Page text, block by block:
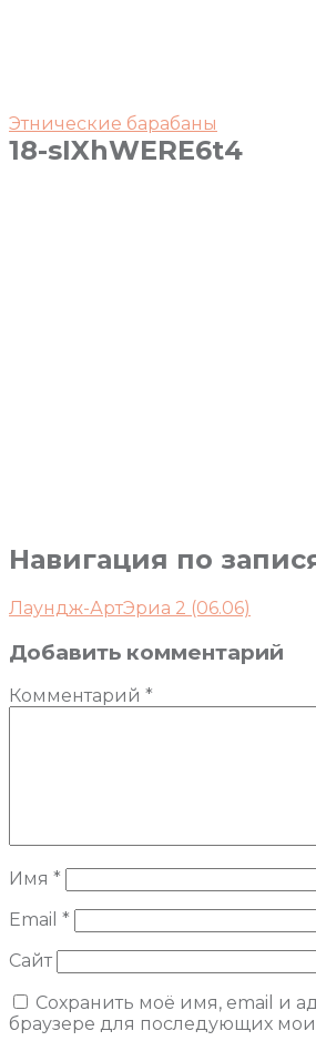
Этнические барабаны
18-sIXhWERE6t4
Навигация по
Лаундж-АртЭриа 2 (06.06)
Добавить комментарий
Комментарий *
Имя *
Email *
Сайт
Сохранить моё имя, email и
браузере для последующих